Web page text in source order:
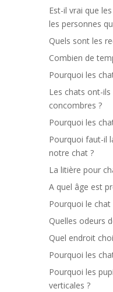
Est-il vrai que
les personnes
Quels sont les
Combien de
Pourquoi les
Les chats ont-
concombres ?
Pourquoi les
Pourquoi faut-il
notre chat ?
La litière pour
A quel âge est
Pourquoi le
Quelles odeurs
Quel endroit
Pourquoi les
Pourquoi les
verticales ?